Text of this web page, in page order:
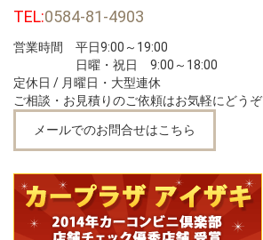
TEL:0584-81-4903
営業時間 平日9:00～19:00
日曜・祝日 9:00～18:00
定休日 / 月曜日・大型連休
ご相談・お見積りのご依頼はお気軽にどうぞ
メールでのお問合せはこちら